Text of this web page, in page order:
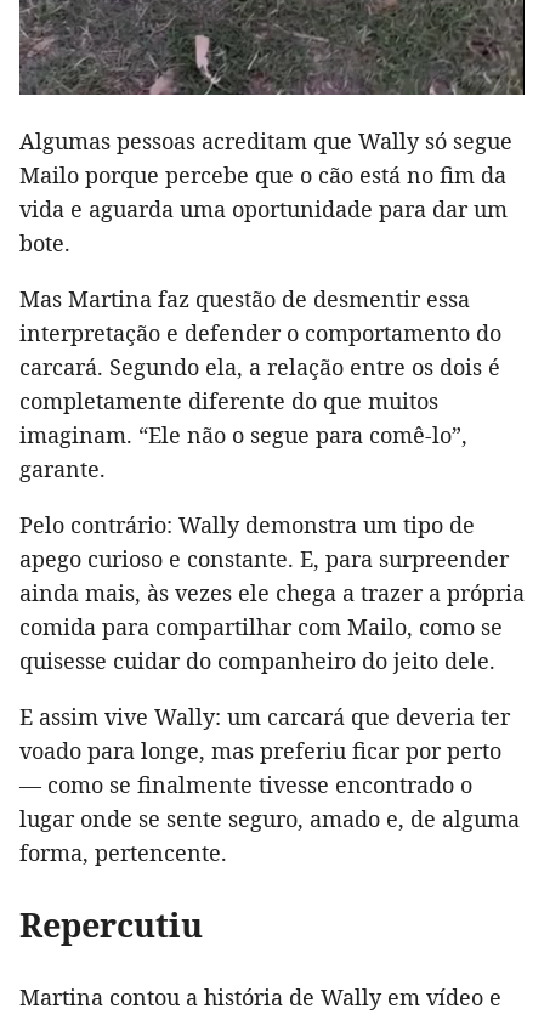
Algumas pessoas acreditam que Wally só segue
Mailo porque percebe que o cão está no fim da
vida e aguarda uma oportunidade para dar um
bote.
Mas Martina faz questão de desmentir essa
interpretação e defender o comportamento do
carcará. Segundo ela, a relação entre os dois é
completamente diferente do que muitos
imaginam. “Ele não o segue para comê-lo”,
garante.
Pelo contrário: Wally demonstra um tipo de
apego curioso e constante. E, para surpreender
ainda mais, às vezes ele chega a trazer a própria
comida para compartilhar com Mailo, como se
quisesse cuidar do companheiro do jeito dele.
E assim vive Wally: um carcará que deveria ter
voado para longe, mas preferiu ficar por perto
— como se finalmente tivesse encontrado o
lugar onde se sente seguro, amado e, de alguma
forma, pertencente.
Repercutiu
Martina contou a história de Wally em vídeo e